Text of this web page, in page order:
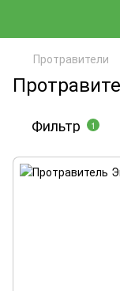
Протравители
Фильтр 1